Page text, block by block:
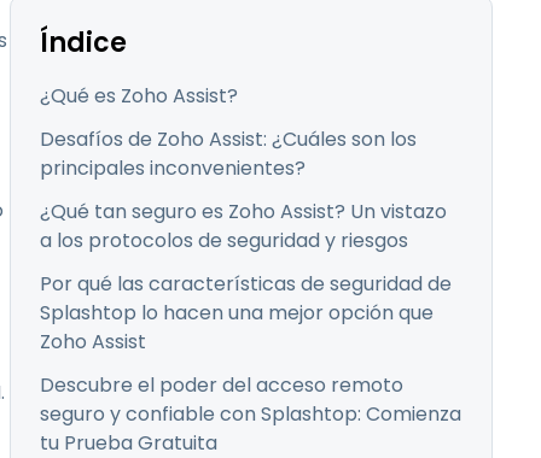
los
Índice
¿Qué es Zoho Assist?
Desafíos de Zoho Assist: ¿Cuáles son los
principales inconvenientes?
¿Qué tan seguro es Zoho Assist? Un vistazo
a los protocolos de seguridad y riesgos
Por qué las características de seguridad de
Splashtop lo hacen una mejor opción que
Zoho Assist
Descubre el poder del acceso remoto
seguro y confiable con Splashtop: Comienza
tu Prueba Gratuita